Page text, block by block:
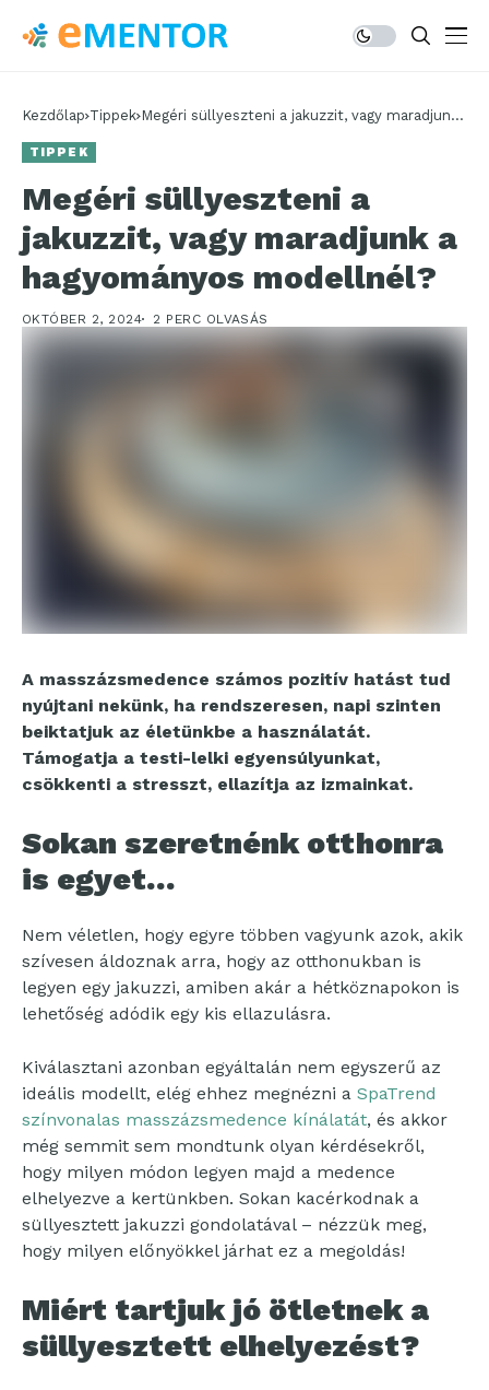
Kezdőlap Tippek Megéri süllyeszteni a jakuzzit, vagy maradjunk
TIPPEK
Megéri süllyeszteni a
jakuzzit, vagy maradjunk a
hagyományos modellnél?
OKTÓBER 2, 2024 2 PERC OLVASÁS
A masszázsmedence számos pozitív hatást tud
nyújtani nekünk, ha rendszeresen, napi szinten
beiktatjuk az életünkbe a használatát.
Támogatja a testi-lelki egyensúlyunkat,
csökkenti a stresszt, ellazítja az izmainkat.
Sokan szeretnénk otthonra
is egyet…
Nem véletlen, hogy egyre többen vagyunk azok, akik
szívesen áldoznak arra, hogy az otthonukban is
legyen egy jakuzzi, amiben akár a hétköznapokon is
lehetőség adódik egy kis ellazulásra.
Kiválasztani azonban egyáltalán nem egyszerű az
ideális modellt, elég ehhez megnézni a SpaTrend
színvonalas masszázsmedence kínálatát, és akkor
még semmit sem mondtunk olyan kérdésekről,
hogy milyen módon legyen majd a medence
elhelyezve a kertünkben. Sokan kacérkodnak a
süllyesztett jakuzzi gondolatával – nézzük meg,
hogy milyen előnyökkel járhat ez a megoldás!
Miért tartjuk jó ötletnek a
süllyesztett elhelyezést?